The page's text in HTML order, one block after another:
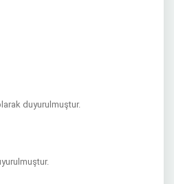
duyurulmuştur.